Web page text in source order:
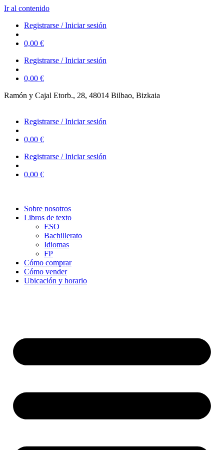
Ir al contenido
Registrarse / Iniciar sesión
0,00 €
Registrarse / Iniciar sesión
0,00 €
Ramón y Cajal Etorb., 28, 48014 Bilbao, Bizkaia
Registrarse / Iniciar sesión
0,00 €
Registrarse / Iniciar sesión
0,00 €
Sobre nosotros
Libros de texto
ESO
Bachillerato
Idiomas
FP
Cómo comprar
Cómo vender
Ubicación y horario